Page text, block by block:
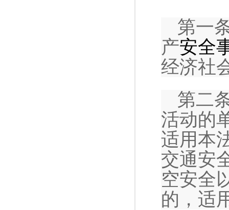
第一
产安全
经济社
第二
活动的
适用本
交通安
空安全
的，适